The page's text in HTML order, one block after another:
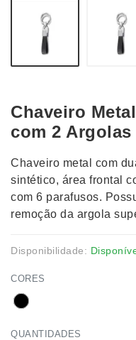
Chaveiro
com 2 Argolas
Chaveiro metal com
sintético, área frontal
com 6 parafusos.
remoção da argola
Disponibilidade:
CORES
QUANTIDADES